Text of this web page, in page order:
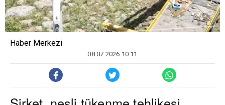
Haber Merkezi
08.07.2026 10:11